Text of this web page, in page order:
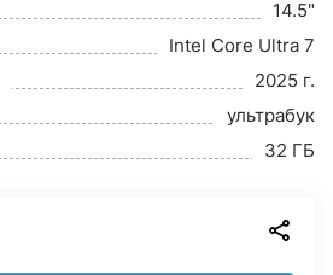
14.5"
Intel Core Ultra 7
2025 г.
ультрабук
32 ГБ